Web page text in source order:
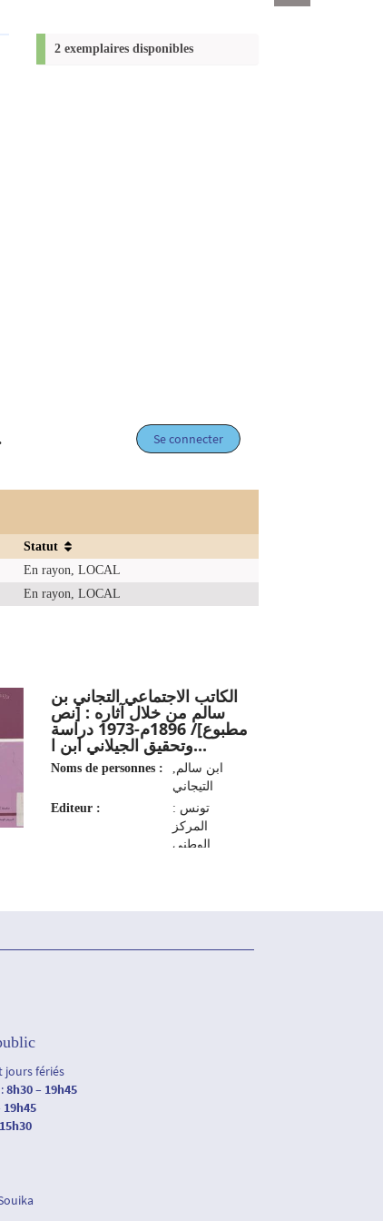
2 exemplaires disponibles
Se connecter
Statut
En rayon, LOCAL
En rayon, LOCAL
الكاتب الاجتماعي التجاني بن
سالم من خلال آثاره : [نص
مطبوع]/ 1896م-1973 دراسة
وتحقيق الجيلاني ابن ا...
Noms de personnes :
ابن سالم,
التيجاني
Editeur :
تونس :
المركز
الوطني
jours fériés
8h30 – 19h45
19h45